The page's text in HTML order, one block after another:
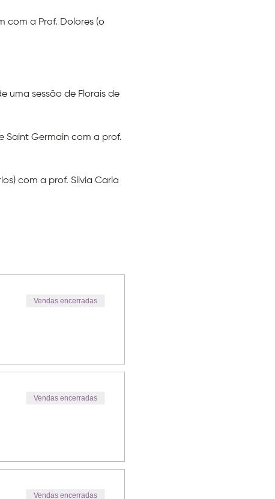
com a Prof. Dolores (o
uma sessão de Florais de
Saint Germain com a prof.
com a prof. Sílvia Carla
Vendas encerradas
Vendas encerradas
Vendas encerradas